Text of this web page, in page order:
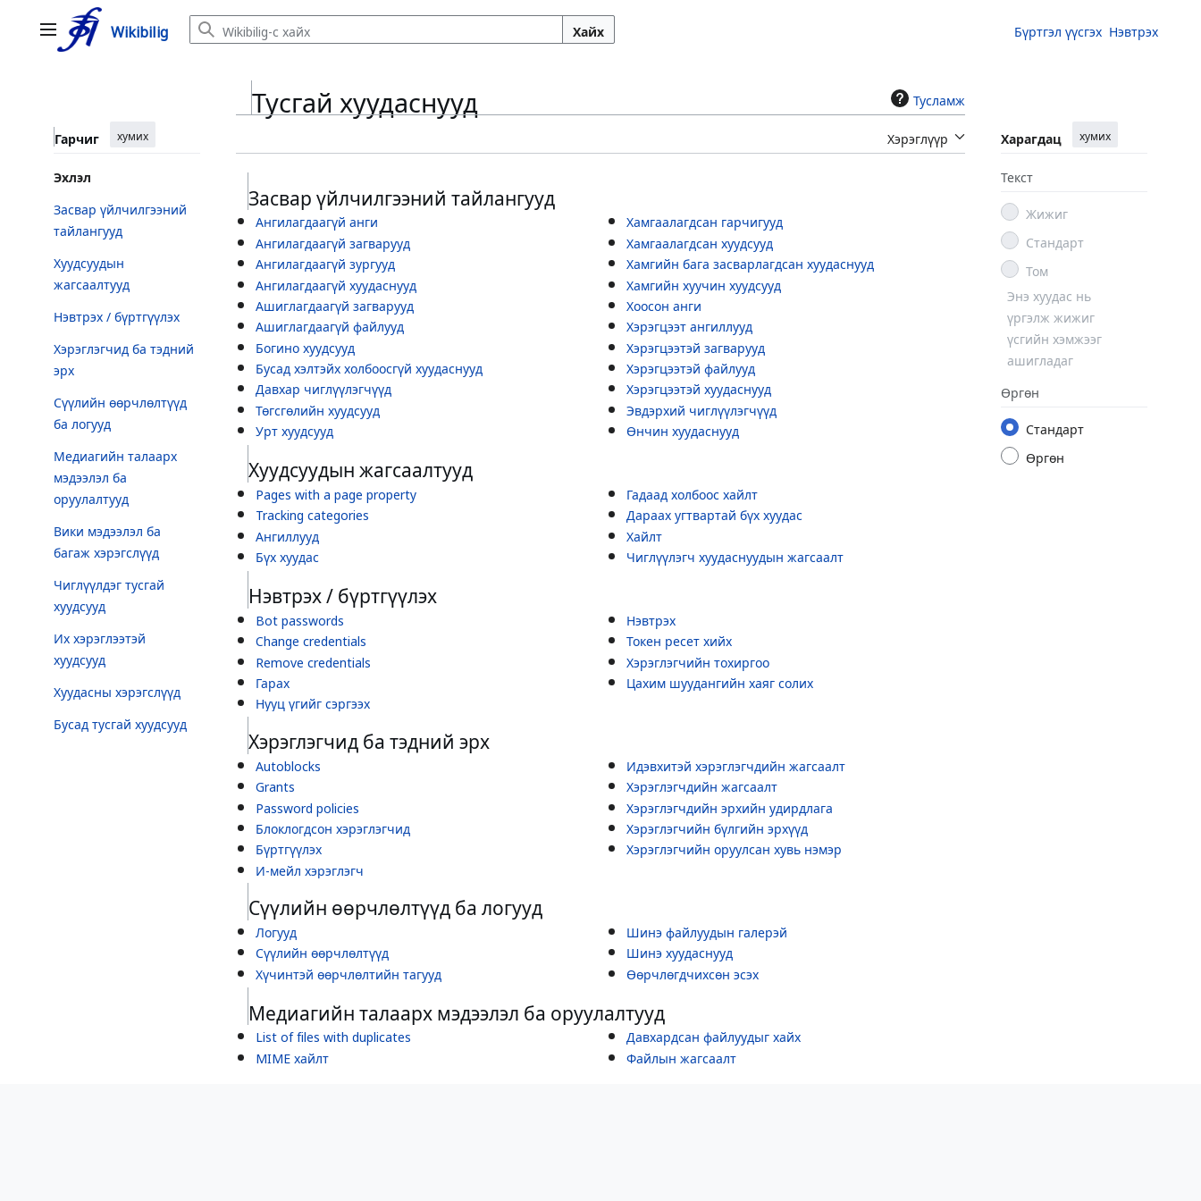
Үндсэн цэсWikibilig Хайх Бүртгэл үүсгэх Нэвтрэх
Гарчиг хумих
Эхлэл
Засвар үйлчилгээний
тайлангууд
Хуудсуудын
жагсаалтууд
Нэвтрэх / бүртгүүлэх
Хэрэглэгчид ба тэдний
эрх
Сүүлийн өөрчлөлтүүд
ба логууд
Медиагийн талаарх
мэдээлэл ба
оруулалтууд
Вики мэдээлэл ба
багаж хэрэгслүүд
Чиглүүлдэг тусгай
хуудсууд
Их хэрэглээтэй
хуудсууд
Хуудасны хэрэгслүүд
Бусад тусгай хуудсууд
Тусгай хуудаснууд
Тусламж
Хэрэглүүр
Харагдац хумих
Текст
Жижиг
Стандарт
Том
Энэ хуудас нь
үргэлж жижиг
үсгийн хэмжээг
ашигладаг
Өргөн
Стандарт
Өргөн
Засвар үйлчилгээний тайлангууд
Ангилагдаагүй анги
Ангилагдаагүй загварууд
Ангилагдаагүй зургууд
Ангилагдаагүй хуудаснууд
Ашиглагдаагүй загварууд
Ашиглагдаагүй файлууд
Богино хуудсууд
Бусад хэлтэйх холбоосгүй хуудаснууд
Давхар чиглүүлэгчүүд
Төгсгөлийн хуудсууд
Урт хуудсууд
Хамгаалагдсан гарчигууд
Хамгаалагдсан хуудсууд
Хамгийн бага засварлагдсан хуудаснууд
Хамгийн хуучин хуудсууд
Хоосон анги
Хэрэгцээт ангиллууд
Хэрэгцээтэй загварууд
Хэрэгцээтэй файлууд
Хэрэгцээтэй хуудаснууд
Эвдэрхий чиглүүлэгчүүд
Өнчин хуудаснууд
Хуудсуудын жагсаалтууд
Pages with a page property
Tracking categories
Ангиллууд
Бүх хуудас
Гадаад холбоос хайлт
Дараах угтвартай бүх хуудас
Хайлт
Чиглүүлэгч хуудаснуудын жагсаалт
Нэвтрэх / бүртгүүлэх
Bot passwords
Change credentials
Remove credentials
Гарах
Нууц үгийг сэргээх
Нэвтрэх
Токен ресет хийх
Хэрэглэгчийн тохиргоо
Цахим шуудангийн хаяг солих
Хэрэглэгчид ба тэдний эрх
Autoblocks
Grants
Password policies
Блоклогдсон хэрэглэгчид
Бүртгүүлэх
И-мейл хэрэглэгч
Идэвхитэй хэрэглэгчдийн жагсаалт
Хэрэглэгчдийн жагсаалт
Хэрэглэгчдийн эрхийн удирдлага
Хэрэглэгчийн бүлгийн эрхүүд
Хэрэглэгчийн оруулсан хувь нэмэр
Сүүлийн өөрчлөлтүүд ба логууд
Логууд
Сүүлийн өөрчлөлтүүд
Хүчинтэй өөрчлөлтийн тагууд
Шинэ файлуудын галерэй
Шинэ хуудаснууд
Өөрчлөгдчихсөн эсэх
Медиагийн талаарх мэдээлэл ба оруулалтууд
List of files with duplicates
MIME хайлт
Давхардсан файлуудыг хайх
Файлын жагсаалт